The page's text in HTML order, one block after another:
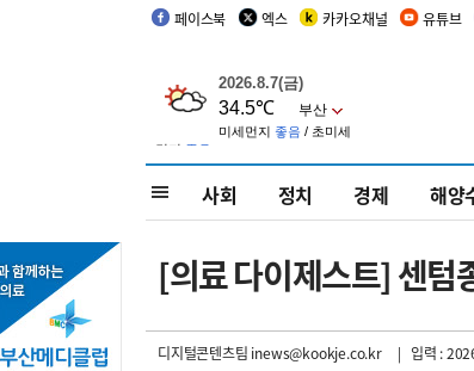
페이스북 엑스 카카오채널 유튜브
사회 정치 경제 해양
[의료 다이제스트] 센텀
디지털콘텐츠팀 inews@kookje.co.kr | 입력 :